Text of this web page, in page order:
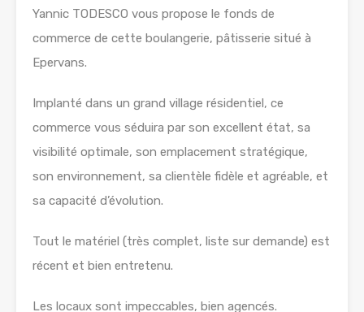
Yannic TODESCO vous propose le fonds de
commerce de cette boulangerie, pâtisserie situé à
Epervans.
Implanté dans un grand village résidentiel, ce
commerce vous séduira par son excellent état, sa
visibilité optimale, son emplacement stratégique,
son environnement, sa clientèle fidèle et agréable, et
sa capacité d’évolution.
Tout le matériel (très complet, liste sur demande) est
récent et bien entretenu.
Les locaux sont impeccables, bien agencés.